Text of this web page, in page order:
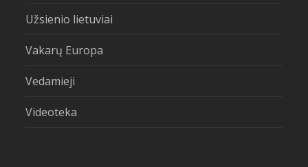
Užsienio lietuviai
Vakarų Europa
Vedamieji
Videoteka